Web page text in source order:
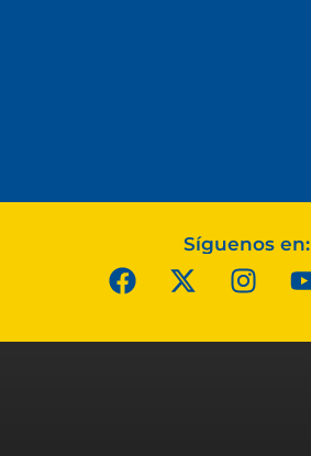
Síguenos en: